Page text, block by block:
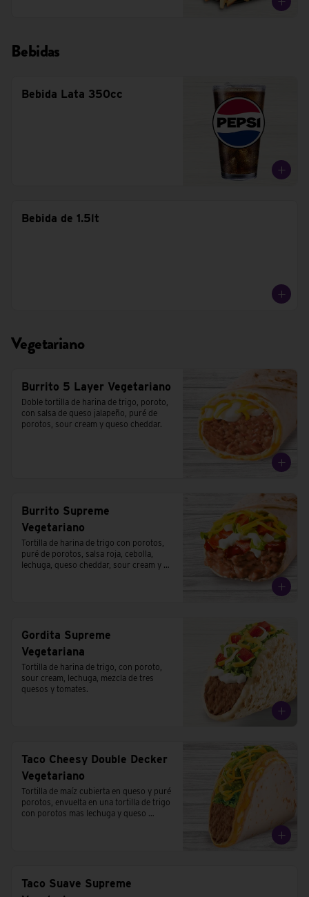
Bebidas
Bebida Lata 350cc
Bebida de 1.5lt
Vegetariano
Burrito 5 Layer Vegetariano
Doble tortilla de harina de trigo, poroto,
con salsa de queso jalapeño, puré de
porotos, sour cream y queso cheddar.
Burrito Supreme
Vegetariano
Tortilla de harina de trigo con porotos,
puré de porotos, salsa roja, cebolla,
lechuga, queso cheddar, sour cream y
Gordita Supreme
Vegetariana
Tortilla de harina de trigo, con poroto,
sour cream, lechuga, mezcla de tres
quesos y tomates.
Taco Cheesy Double Decker
Vegetariano
Tortilla de maíz cubierta en queso y puré
porotos, envuelta en una tortilla de trigo
con porotos mas lechuga y queso
Taco Suave Supreme